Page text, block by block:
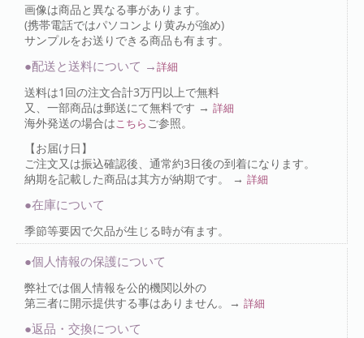
画像は商品と異なる事があります。
(携帯電話ではパソコンより黄みが強め)
サンプルをお送りできる商品も有ます。
●配送と送料について →詳細
送料は1回の注文合計3万円以上で無料
又、一部商品は郵送にて無料です → 詳細
海外発送の場合は こちら ご参照。
【お届け日】
ご注文又は振込確認後、通常約3日後の到着になります。
納期を記載した商品は其方が納期です。 → 詳細
●在庫について
季節等要因で欠品が生じる時が有ます。
●個人情報の保護について
弊社では個人情報を公的機関以外の
第三者に開示提供する事はありません。→ 詳細
●返品・交換について